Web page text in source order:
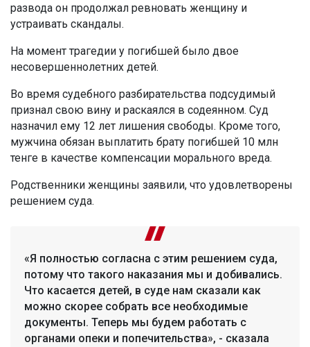
развода он продолжал ревновать женщину и
устраивать скандалы.
На момент трагедии у погибшей было двое
несовершеннолетних детей.
Во время судебного разбирательства подсудимый
признал свою вину и раскаялся в содеянном. Суд
назначил ему 12 лет лишения свободы. Кроме того,
мужчина обязан выплатить брату погибшей 10 млн
тенге в качестве компенсации морального вреда.
Родственники женщины заявили, что удовлетворены
решением суда.
«Я полностью согласна с этим решением суда,
потому что такого наказания мы и добивались.
Что касается детей, в суде нам сказали как
можно скорее собрать все необходимые
документы. Теперь мы будем работать с
органами опеки и попечительства», - сказала